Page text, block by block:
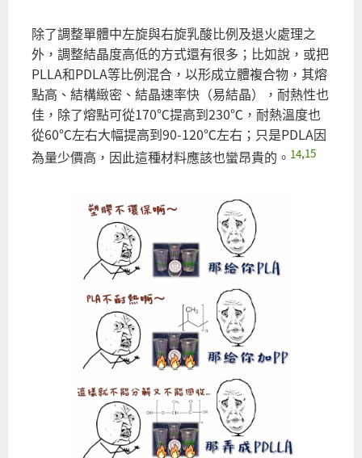
除了調整單體中左旋與右旋乳酸比例及退火處理之
外，調整結晶度高低的方式還有很多；比如說，或把
PLLA和PDLA等比例混合，以形成立體複合物，其熔
點高、結構緻密、結晶速率快（易結晶），耐熱性也
佳，除了熔點可從170℃提高到230℃，耐熱溫度也
從60℃左右大幅提高到90-120℃左右；只是PDLA因
為量少價高，因此這種材料應該也蠻昂貴的。 14,15